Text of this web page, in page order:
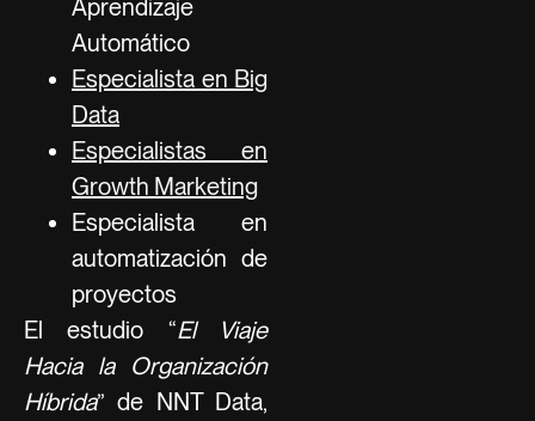
Aprendizaje
Automático
Especialista en Big
Data
Especialistas en
Growth Marketing
Especialista en
automatización de
proyectos
El estudio “El Viaje
Hacia la Organización
Híbrida” de NNT Data,